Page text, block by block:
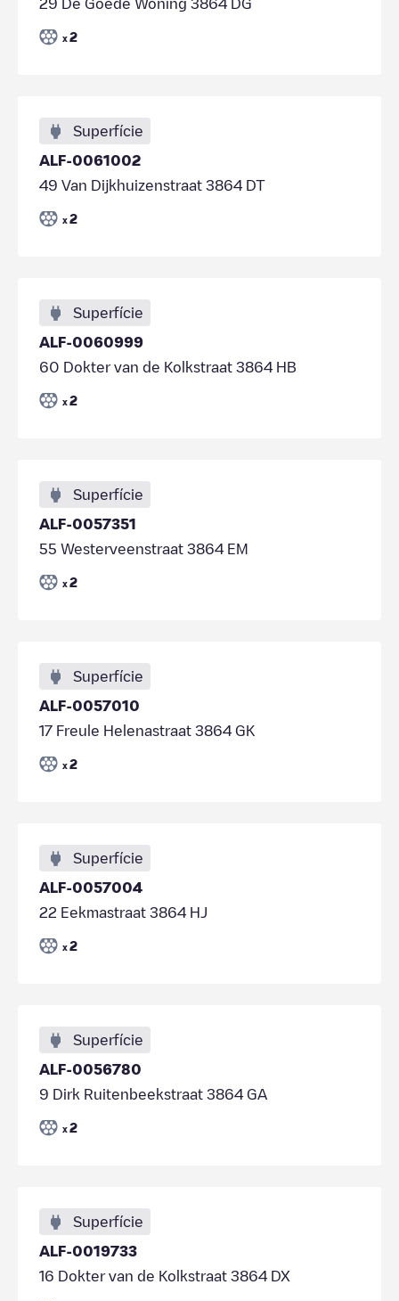
29 De Goede Woning 3864 DG
x 2
Superfície
ALF-0061002
49 Van Dijkhuizenstraat 3864 DT
x 2
Superfície
ALF-0060999
60 Dokter van de Kolkstraat 3864 HB
x 2
Superfície
ALF-0057351
55 Westerveenstraat 3864 EM
x 2
Superfície
ALF-0057010
17 Freule Helenastraat 3864 GK
x 2
Superfície
ALF-0057004
22 Eekmastraat 3864 HJ
x 2
Superfície
ALF-0056780
9 Dirk Ruitenbeekstraat 3864 GA
x 2
Superfície
ALF-0019733
16 Dokter van de Kolkstraat 3864 DX